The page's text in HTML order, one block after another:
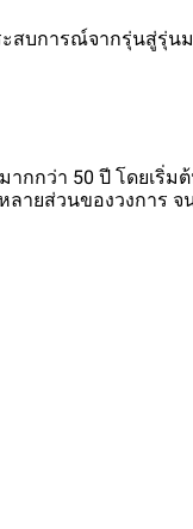
ะสบการณ์จากรุ่นสู่รุ่น
ากกว่า 50 ปี โดยเริ่
ยส่วนของวงการ จ